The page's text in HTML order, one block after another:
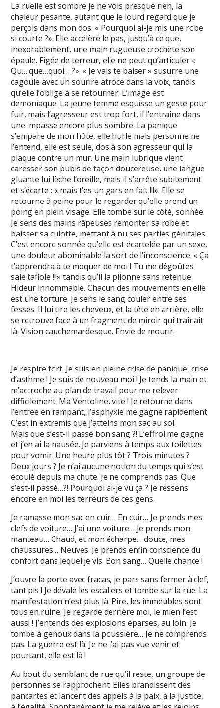
La ruelle est sombre je ne vois presque rien, la
chaleur pesante, autant que le lourd regard que je
perçois dans mon dos. « Pourquoi ai-je mis une robe
si courte ?». Elle accélère le pas, jusqu’à ce que,
inexorablement, une main rugueuse crochète son
épaule. Figée de terreur, elle ne peut qu’articuler «
Qu… que…quoi… ?». « Je vais te baiser » susurre une
cagoule avec un sourire atroce dans la voix, tandis
qu’elle l’oblige à se retourner. L’image est
démoniaque. La jeune femme esquisse un geste pour
fuir, mais l’agresseur est trop fort, il l’entraîne dans
une impasse encore plus sombre. La panique
s’empare de mon hôte, elle hurle mais personne ne
l’entend, elle est seule, dos à son agresseur qui la
plaque contre un mur. Une main lubrique vient
caresser son pubis de façon doucereuse, une langue
gluante lui lèche l’oreille, mais il s’arrête subitement
et s’écarte : « mais t’es un gars en fait !!!». Elle se
retourne à peine pour le regarder qu’elle prend un
poing en plein visage. Elle tombe sur le côté, sonnée.
Je sens des mains râpeuses remonter sa robe et
baisser sa culotte, mettant à nu ses parties génitales.
C’est encore sonnée qu’elle est écartelée par un sexe,
une douleur abominable la sort de l’inconscience. « Ça
t’apprendra à te moquer de moi ! Tu me dégoûtes
sale tafiole !!!» tandis qu’il la pilonne sans retenue.
Hideur innommable. Chacun des mouvements en elle
est une torture. Je sens le sang couler entre ses
fesses. Il lui tire les cheveux, et la tête en arrière, elle
se retrouve face à un fragment de miroir qui traînait
là. Vision cauchemardesque. Envie de mourir.
Je respire fort. Je suis en pleine crise de panique, crise
d’asthme ! Je suis de nouveau moi ! Je tends la main et
m’accroche au plan de travail pour me relever
difficilement. Ma Ventoline, vite ! Je retourne dans
l’entrée en rampant, l’asphyxie me gagne rapidement.
C’est in extremis que j’atteins mon sac au sol.
Mais que s’est-il passé bon sang ?! L’effroi me gagne
et j’en ai la nausée. Je parviens à temps aux toilettes
pour vomir. Une heure plus tôt ? Trois minutes ?
Deux jours ? Je n’ai aucune notion du temps qui s’est
écoulé depuis ma chute. Je ne comprends pas. Que
s’est-il passé…?! Pourquoi ai-je vu ça ? Je ressens
encore en moi les terreurs de ces gens.
Je ramasse mon sac en cuir… En cuir… Je prends mes
clefs de voiture… J’ai une voiture… Je prends mon
manteau… Chaud, et mon écharpe… douce, mes
chaussures… Neuves. Je prends enfin conscience du
confort dans lequel je vis. Bon sang… Quelle chance !
J’ouvre la porte avec fracas, je pars sans fermer à clef,
tant pis ! Je dévale les escaliers et tombe sur la rue. La
manifestation n’est plus là. Pire, les immeubles sont
tous en ruine. Je regarde derrière moi, le mien l’est
aussi ! J’entends des explosions éparses, au loin. Je
tombe à genoux dans la poussière… Je ne comprends
pas. La guerre est là. Je ne l’ai pas vue venir et
pourtant, elle est là !
Au bout du semblant de rue qu’il reste, un groupe de
personnes se rapprochent. Elles brandissent des
pancartes et lancent des appels à la paix, à la justice,